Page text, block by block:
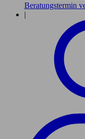
Beratungstermin
|